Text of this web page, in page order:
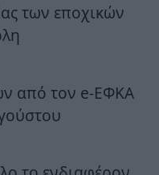
των εποχικών
από τον e-ΕΦΚΑ